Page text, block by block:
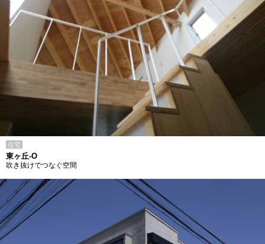
住宅
東ヶ丘-O
吹き抜けでつなぐ空間